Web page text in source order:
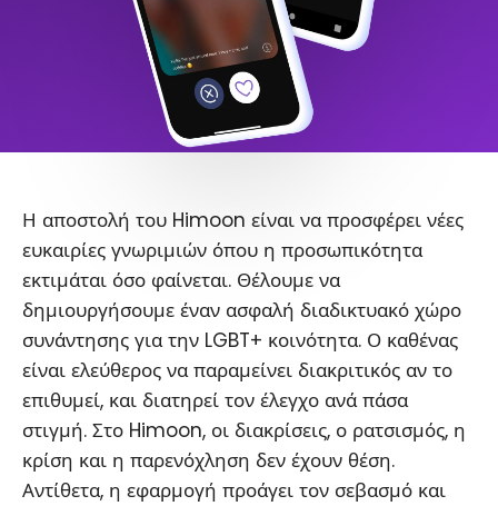
Η αποστολή του Himoon είναι να προσφέρει νέες
ευκαιρίες γνωριμιών όπου η προσωπικότητα
εκτιμάται όσο φαίνεται. Θέλουμε να
δημιουργήσουμε έναν ασφαλή διαδικτυακό χώρο
συνάντησης για την LGBT+ κοινότητα. Ο καθένας
είναι ελεύθερος να παραμείνει διακριτικός αν το
επιθυμεί, και διατηρεί τον έλεγχο ανά πάσα
στιγμή. Στο Himoon, οι διακρίσεις, ο ρατσισμός, η
κρίση και η παρενόχληση δεν έχουν θέση.
Αντίθετα, η εφαρμογή προάγει τον σεβασμό και